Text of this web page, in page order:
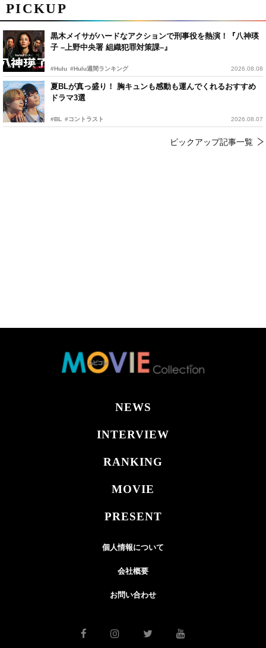
PICKUP
黒木メイサがハードなアクションで刑事役を熱演！『八神瑛
子 –上野中央署 組織犯罪対策課–』
#Hulu #Hulu週間ランキング 2026.08.08
夏BLが真っ盛り！ 胸キュンも感動も運んでくれるおすすめ
ドラマ3選
#BL #コントラスト 2026.08.07
ピックアップ記事一覧
NEWS
INTERVIEW
RANKING
MOVIE
PRESENT
個人情報について
会社概要
お問い合わせ